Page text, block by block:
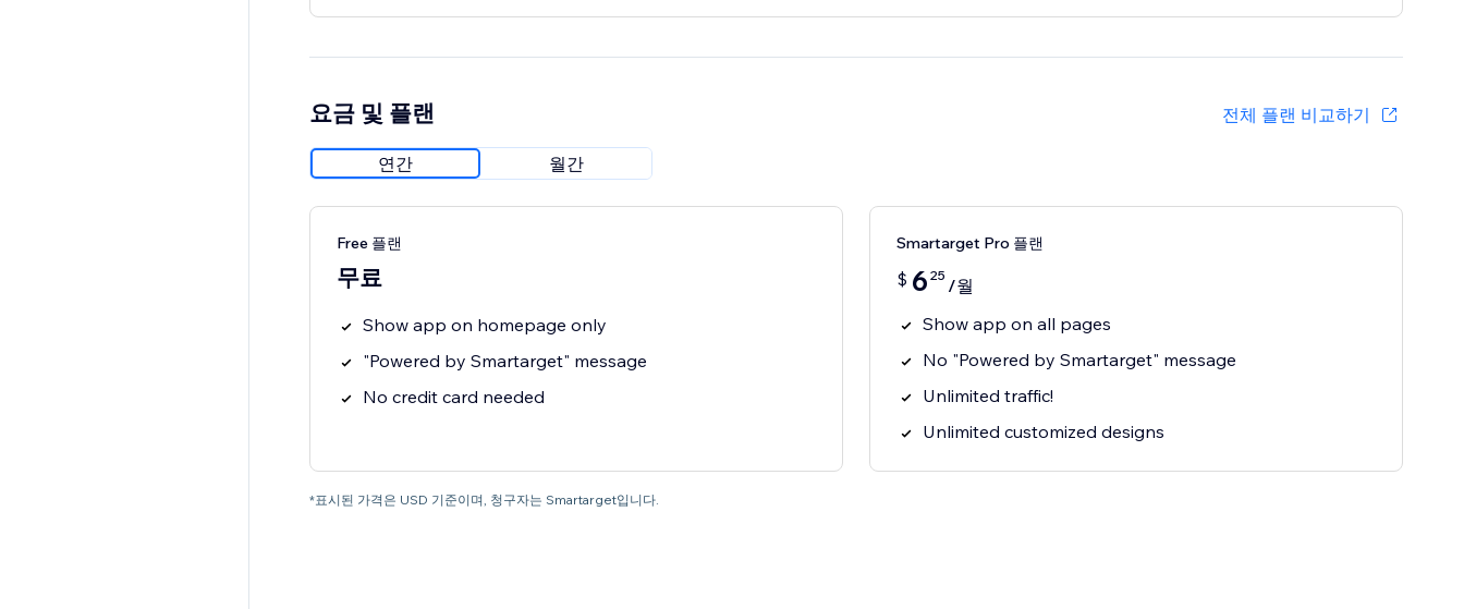
요금 및 플랜 전체 플랜 비교하기
연간 월간
Free 플랜
무료
Show app on homepage only
"Powered by Smartarget" message
No credit card needed
Smartarget Pro 플랜
$ 6 25 /월
Show app on all pages
No "Powered by Smartarget" message
Unlimited traffic!
Unlimited customized designs
*표시된 가격은 USD 기준이며, 청구자는 Smartarget입니다.